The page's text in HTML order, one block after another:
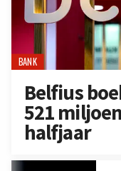
BANK
Belfius
521
halfjaar